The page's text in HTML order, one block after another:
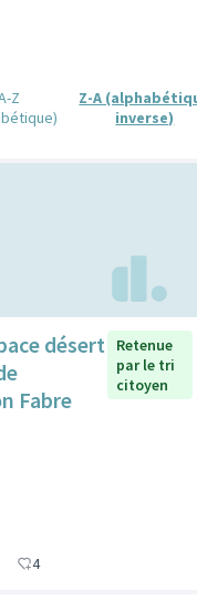
Z
Z-A
inverse)
désert
Fabre
Retenue
par le tri
citoyen
4